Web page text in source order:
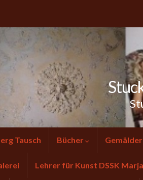
Tausch Bücher
Lehrer für Kunst DSSK